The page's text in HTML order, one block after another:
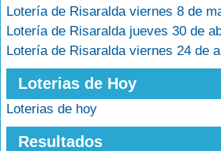
Lotería de Risaralda viernes 8 de
Lotería de Risaralda jueves 30 de
Lotería de Risaralda viernes 24 de
Loterias de Hoy
Loterias de hoy
Resultados